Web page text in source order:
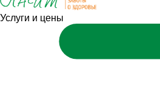
Услуги и цены